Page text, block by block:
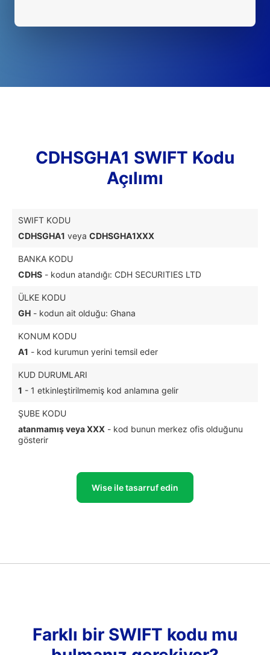
CDHSGHA1 SWIFT Kodu
Açılımı
SWIFT KODU
CDHSGHA1 veya CDHSGHA1XXX
BANKA KODU
CDHS - kodun atandığı: CDH SECURITIES LTD
ÜLKE KODU
GH - kodun ait olduğu: Ghana
KONUM KODU
A1 - kod kurumun yerini temsil eder
KUD DURUMLARI
1 - 1 etkinleştirilmemiş kod anlamına gelir
ŞUBE KODU
atanmamış veya XXX - kod bunun merkez ofis olduğunu
gösterir
Wise ile tasarruf edin
Farklı bir SWIFT kodu mu